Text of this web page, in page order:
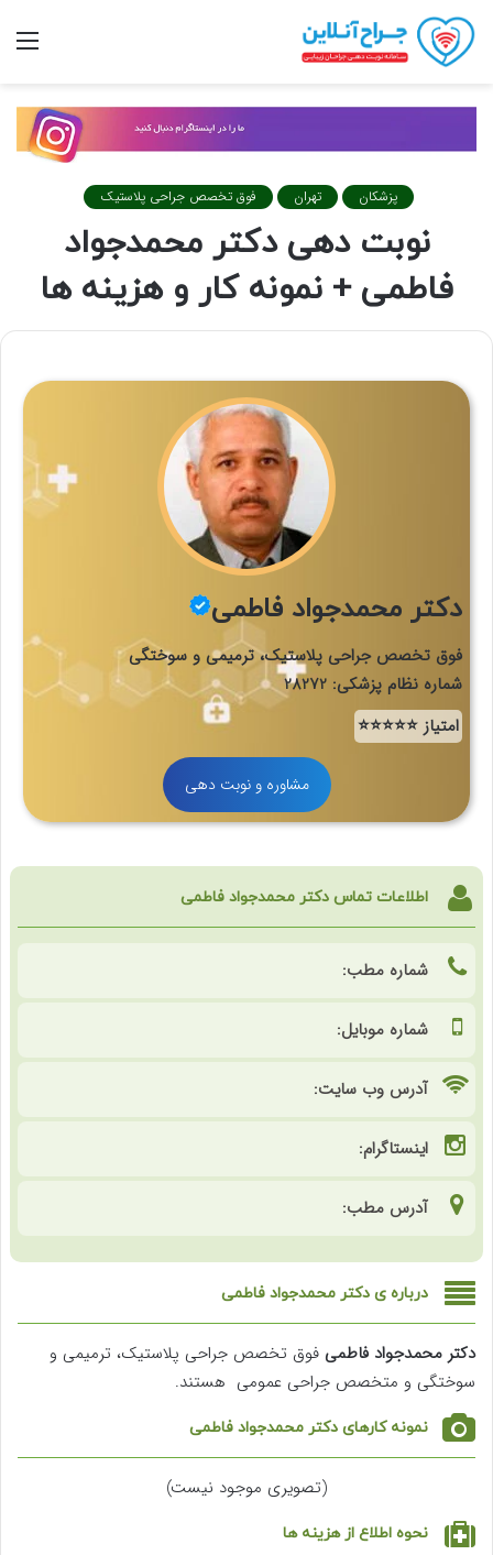
تغییر
پزشکان تهران فوق تخصص جراحی پلاستیک
نوبت دهی دکتر محمدجواد
فاطمی + نمونه کار و هزینه ها
دکتر محمدجواد فاطمی
فوق تخصص جراحی پلاستیک، ترمیمی و سوختگی
شماره نظام پزشکی: 28272
امتیاز ⭐⭐⭐⭐⭐
مشاوره و نوبت دهی
اطلاعات تماس دکتر محمدجواد فاطمی
شماره مطب:
شماره موبایل:
آدرس وب سایت:
اینستاگرام:
آدرس مطب:
درباره ی دکتر محمدجواد فاطمی
دکتر محمدجواد فاطمی فوق تخصص جراحی پلاستیک، ترمیمی و
سوختگی و متخصص جراحی عمومی هستند.
نمونه کارهای دکتر محمدجواد فاطمی
(تصویری موجود نیست)
نحوه اطلاع از هزینه ها